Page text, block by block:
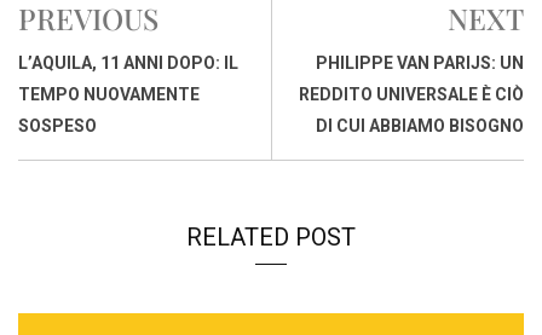
o
o
k
A
p
p
I
n
s
k
PREVIOUS
L’AQUILA, 11 ANNI DOPO: IL
TEMPO NUOVAMENTE
SOSPESO
NEXT
PHILIPPE VAN PARIJS: UN
REDDITO UNIVERSALE È CIÒ
DI CUI ABBIAMO BISOGNO
RELATED POST